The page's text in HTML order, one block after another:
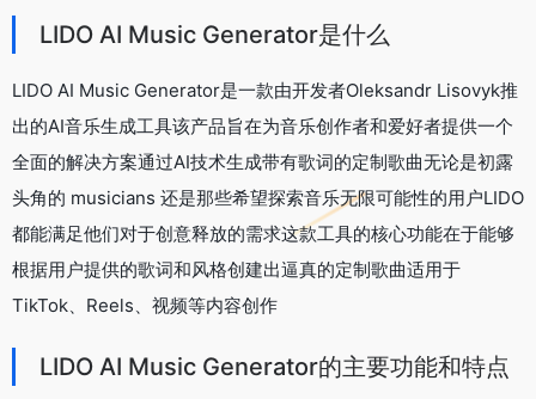
LIDO AI Music Generator是什么
LIDO AI Music Generator是一款由开发者Oleksandr Lisovyk推
出的AI音乐生成工具该产品旨在为音乐创作者和爱好者提供一个
全面的解决方案通过AI技术生成带有歌词的定制歌曲无论是初露
头角的 musicians 还是那些希望探索音乐无限可能性的用户LIDO
都能满足他们对于创意释放的需求这款工具的核心功能在于能够
根据用户提供的歌词和风格创建出逼真的定制歌曲适用于
TikTok、Reels、视频等内容创作
LIDO AI Music Generator的主要功能和特点